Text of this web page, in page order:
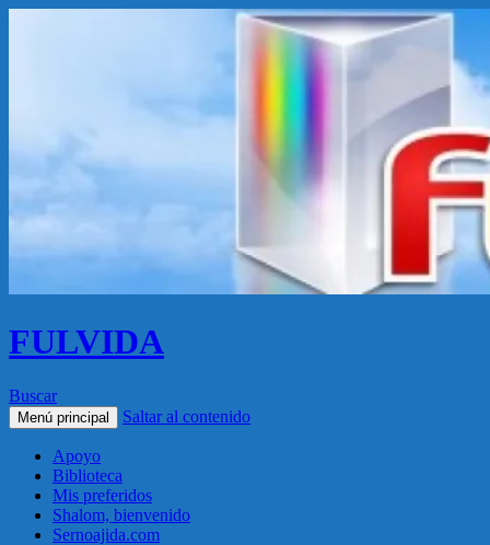
FULVIDA
Buscar
Menú principal Saltar al contenido
Apoyo
Biblioteca
Mis preferidos
Shalom, bienvenido
Sernoajida.com